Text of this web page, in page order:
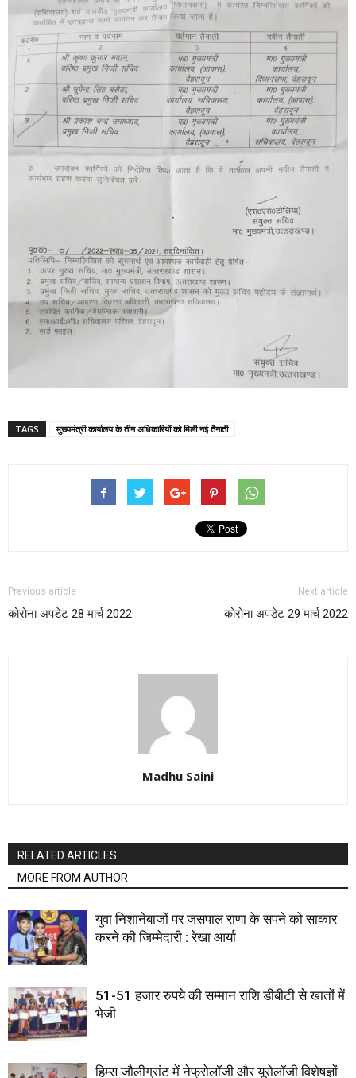
TAGS मुख्यमंत्री कार्यालय के तीन अधिकारियों को मिली नई तैनाती
Previous article
कोरोना अपडेट 28 मार्च 2022
Next article
कोरोना अपडेट 29 मार्च 2022
Madhu Saini
RELATED ARTICLES
MORE FROM AUTHOR
युवा निशानेबाजों पर जसपाल राणा के सपने को साकार
करने की जिम्मेदारी : रेखा आर्या
51-51 हजार रुपये की सम्मान राशि डीबीटी से खातों में
भेजी
हिम्स जौलीग्रांट में नेफ्रोलॉजी और यूरोलॉजी विशेषज्ञों